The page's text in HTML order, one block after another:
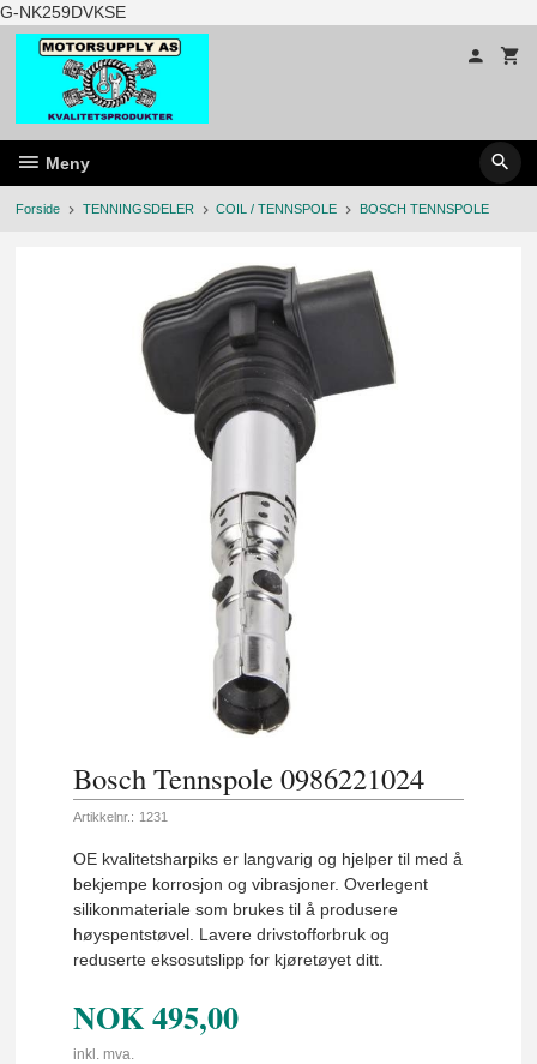
G-NK259DVKSEGå
til
innholdet
Meny
Forside TENNINGSDELER COIL / TENNSPOLE BOSCH TENNSPOLE
Bosch Tennspole 0986221024
Artikkelnr.: 1231
OE kvalitetsharpiks er langvarig og hjelper til med å
bekjempe korrosjon og vibrasjoner. Overlegent
silikonmateriale som brukes til å produsere
høyspentstøvel. Lavere drivstofforbruk og
reduserte eksosutslipp for kjøretøyet ditt.
NOK495,00
inkl. mva.